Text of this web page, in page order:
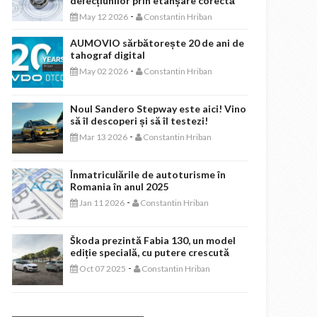
May 12 2026 - Constantin Hriban
AUMOVIO sărbătorește 20 de ani de
tahograf digital
May 02 2026 - Constantin Hriban
Noul Sandero Stepway este aici! Vino
să îl descoperi și să îl testezi!
Mar 13 2026 - Constantin Hriban
Înmatriculările de autoturisme în
Romania în anul 2025
Jan 11 2026 - Constantin Hriban
Škoda prezintă Fabia 130, un model
ediție specială, cu putere crescută
Oct 07 2025 - Constantin Hriban